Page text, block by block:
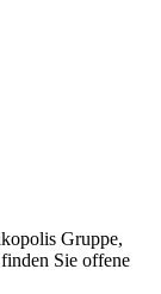
Gruppe,
Sie offene